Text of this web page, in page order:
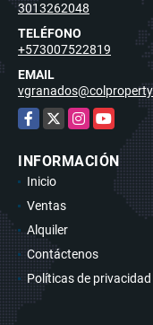
3013262048
TELÉFONO
+573007522819
EMAIL
Facebook
X Instagram
YouTube
INFORMACIÓN
Inicio
Ventas
Alquiler
Contáctenos
Políticas de privacidad